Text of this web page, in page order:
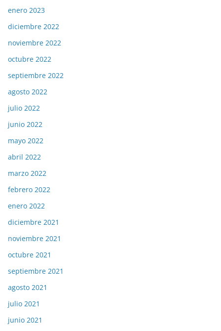
enero 2023
diciembre 2022
noviembre 2022
octubre 2022
septiembre 2022
agosto 2022
julio 2022
junio 2022
mayo 2022
abril 2022
marzo 2022
febrero 2022
enero 2022
diciembre 2021
noviembre 2021
octubre 2021
septiembre 2021
agosto 2021
julio 2021
junio 2021